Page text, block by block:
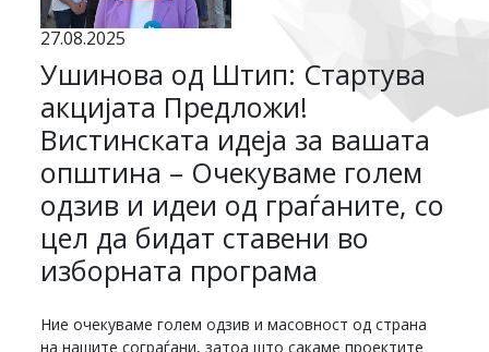
27.08.2025
Ушинова од Штип: Стартува
акцијата Предложи!
Вистинската идеја за вашата
општина – Очекуваме голем
одзив и идеи од граѓаните, со
цел да бидат ставени во
изборната програма
Ние очекуваме голем одзив и масовност од страна
на нашите сограѓани, затоа што сакаме проектите